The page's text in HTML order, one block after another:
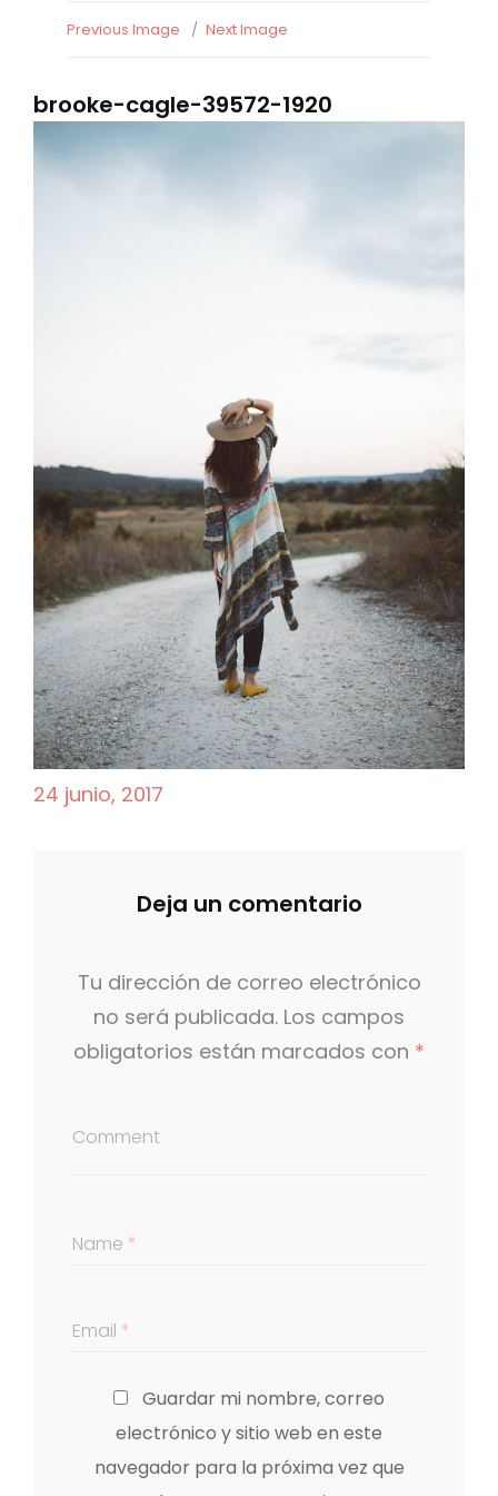
Previous Image Next Image
brooke-cagle-39572-1920
P
24 junio, 2017
Deja un comentario
Tu dirección de correo electrónico
no será publicada. Los campos
obligatorios están marcados con *
Comment
Name *
Email *
Guardar mi nombre, correo
electrónico y sitio web en este
navegador para la próxima vez que